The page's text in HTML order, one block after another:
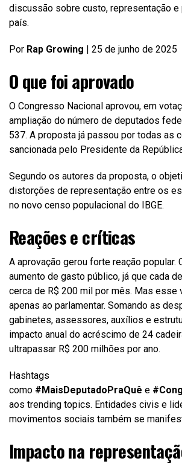
discussão sobre custo, representação
país.
Por Rap Growing | 25 de junho de 2025
O que foi aprovado
O Congresso Nacional aprovou, em
ampliação do número de deputados
537. A proposta já passou por todas as
sancionada pelo Presidente da
Segundo os autores da proposta, o
distorções de representação entre os
no novo censo populacional do IBGE.
Reações e críticas
A aprovação gerou forte reação popular.
aumento de gasto público, já que cada
cerca de R$ 200 mil por mês. Mas esse
apenas ao parlamentar. Somando as
gabinetes, assessores, auxílios e
impacto anual do acréscimo de 24
ultrapassar R$ 200 milhões por ano.
Hashtags
como #MaisDeputadoPraQuê e
aos trending topics. Entidades civis e
movimentos sociais também se
Impacto na